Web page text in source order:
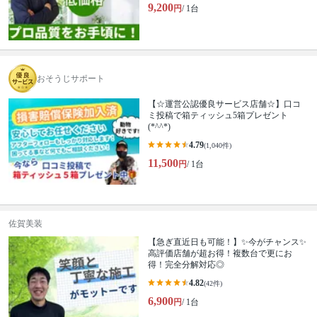
9,200円/ 1台
おそうじサポート
【☆運営公認優良サービス店舗☆】口コ
ミ投稿で箱ティッシュ5箱プレゼント
(*^^*)
4.79(1,040件)
11,500円/ 1台
佐賀美装
【急ぎ直近日も可能！】✨今がチャンス✨
高評価店舗が超お得！複数台で更にお
得！完全分解対応◎
4.82(42件)
6,900円/ 1台